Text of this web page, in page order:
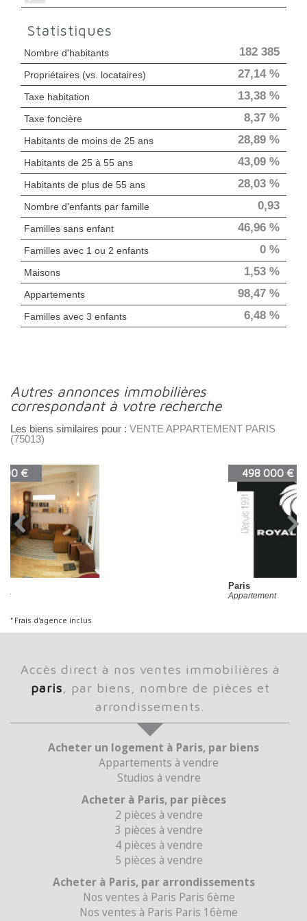
Statistiques
Nombre d'habitants 182 385
Propriétaires (vs. locataires) 27,14 %
Taxe habitation 13,38 %
Taxe foncière 8,37 %
Habitants de moins de 25 ans 28,89 %
Habitants de 25 à 55 ans 43,09 %
Habitants de plus de 55 ans 28,03 %
Nombre d'enfants par famille 0,93
Familles sans enfant 46,96 %
Familles avec 1 ou 2 enfants 0 %
Maisons 1,53 %
Appartements 98,47 %
Familles avec 3 enfants 6,48 %
autres annonces immobilières
correspondant à votre recherche
Les biens similaires pour : VENTE APPARTEMENT PARIS
(75013)
* Frais d'agence inclus
accès direct à nos ventes immobilières à
paris, par biens, nombre de pièces et
arrondissements.
Acheter un logement à Paris, par biens
Appartements à vendre
Studios à vendre
Acheter à Paris, par pièces
2 pièces à vendre
3 pièces à vendre
4 pièces à vendre
5 pièces à vendre
Acheter à Paris, par arrondissements
Nos ventes à Paris Paris 6ème
Nos ventes à Paris Paris 16ème